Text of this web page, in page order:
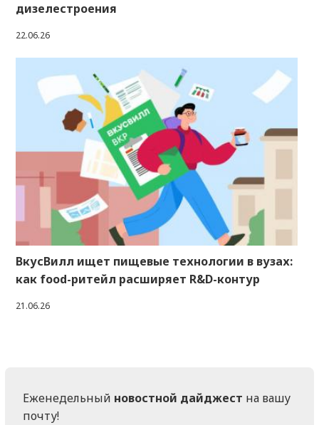
дизелестроения
22.06.26
ВкусВилл ищет пищевые технологии в вузах:
как food-ритейл расширяет R&D-контур
21.06.26
Еженедельный новостной дайджест на вашу
почту!